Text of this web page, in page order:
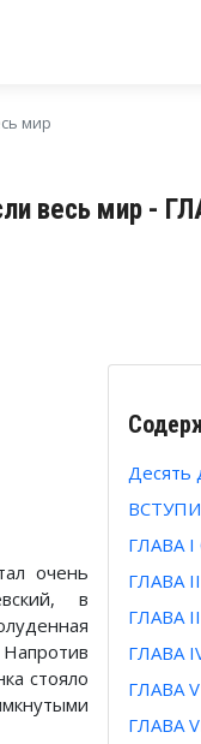
мир
весь мир -
Десять
ГЛАВА
ГЛАВА
ГЛАВА
ГЛАВА
ГЛАВА
ГЛАВА
очень
в
стояло